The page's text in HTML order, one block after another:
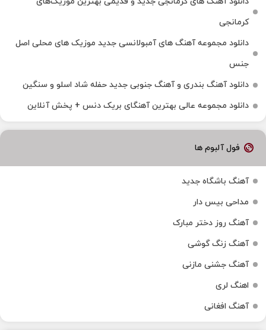
کرمانجی
دانلود مجموعه آهنگ های آمبولانسی جدید موزیک های محلی اصل
جنس
دانلود آهنگ بندری و آهنگ جنوبی جدید حفله شاد اسلو و سنگین
دانلود مجموعه عالی بهترین آهنگای بریک دنس + پخش آنلاین
فول آلبوم ها
آهنگ باشگاه جدید
مداحی بیس دار
آهنگ روز دختر مبارک
آهنگ زنگ گوشی
آهنگ جشنی مازنی
اهنگ لری
آهنگ افغانی